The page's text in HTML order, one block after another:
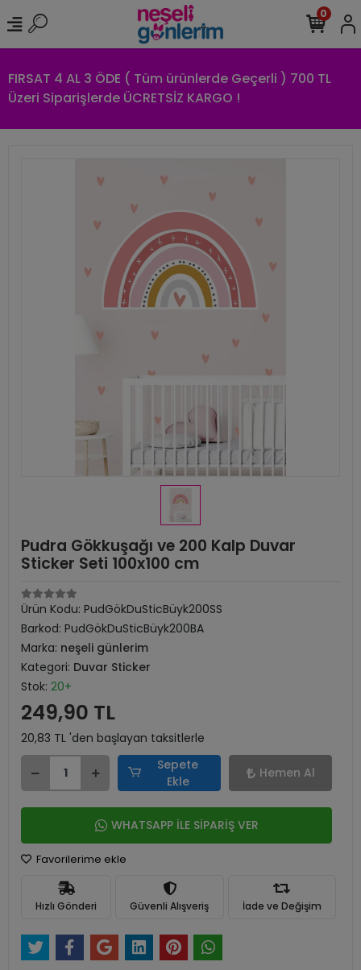
FIRSAT 4 AL 3 ÖDE ( Tüm ürünlerde Geçerli ) 700 TL
Üzeri Siparişlerde ÜCRETSİZ KARGO !
0
Pudra Gökkuşağı ve 200 Kalp Duvar
Sticker Seti 100x100 cm
Ürün Kodu: PudGökDuSticBüyk200SS
Barkod: PudGökDuSticBüyk200BA
Marka: neşeli günlerim
Kategori: Duvar Sticker
Stok: 20+
249,90 TL
20,83 TL 'den başlayan taksitlerle
Sepete
Ekle
Hemen Al
WHATSAPP İLE SİPARİŞ VER
Favorilerime ekle
Hızlı Gönderi Güvenli Alışveriş İade ve Değişim